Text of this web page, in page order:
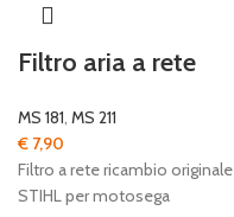
Filtro aria a rete
MS 181, MS 211
€ 7,90
Filtro a rete ricambio originale
STIHL per motosega